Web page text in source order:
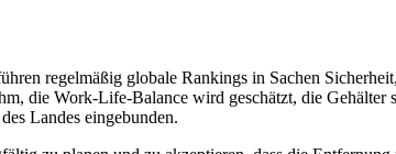
regelmäßig globale Rankings in Sachen
die Work-Life-Balance wird geschätzt, die
Landes eingebunden.